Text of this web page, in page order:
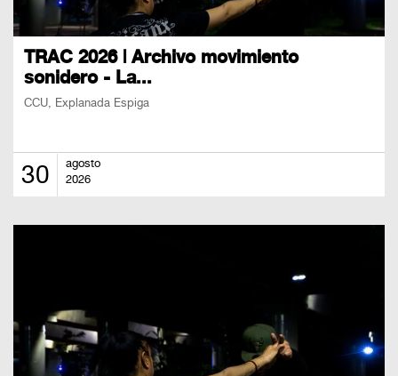
TRAC 2026 | Archivo movimiento
sonidero - La...
CCU, Explanada Espiga
30
agosto
2026